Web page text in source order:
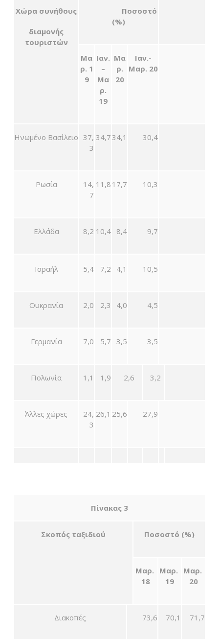
Χώρα συνήθους
διαμονής
τουριστών
Ποσοστό
(%)
Μα
ρ. 1
9
Ιαν.
–
Μα
ρ.
19
Μα
ρ.
20
Ιαν.-
Μαρ. 20
Ηνωμένο Βασίλειο 37,
3
34,734,1 30,4
Ρωσία
14,
7
11,8 17,7 10,3
Ελλάδα 8,2 10,4 8,4 9,7
Ισραήλ 5,4 7,2 4,1 10,5
Ουκρανία 2,0 2,3 4,0 4,5
Γερμανία 7,0 5,7 3,5 3,5
Πολωνία 1,1 1,9 2,6 3,2
Άλλες χώρες
24,
3
26,1 25,6 27,9
Πίνακας 3
Σκοπός ταξιδιού Ποσοστό (%)
Μαρ.
18
Μαρ.
19
Μαρ.
20
Διακοπές 73,6 70,1 71,7